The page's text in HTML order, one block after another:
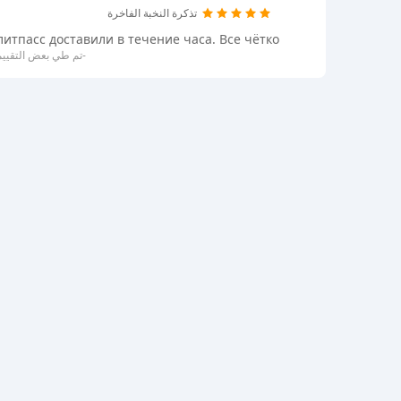
تذكرة النخبة الفاخرة
доставили в течение часа. Все чётко
-تم طي بعض